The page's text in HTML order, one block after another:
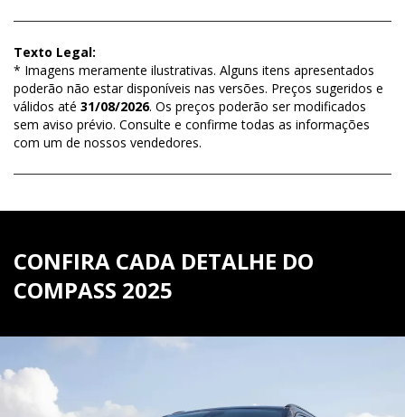
Texto Legal:
* Imagens meramente ilustrativas. Alguns itens apresentados
poderão não estar disponíveis nas versões. Preços sugeridos e
válidos até 31/08/2026. Os preços poderão ser modificados
sem aviso prévio. Consulte e confirme todas as informações
com um de nossos vendedores.
CONFIRA CADA DETALHE DO
COMPASS 2025